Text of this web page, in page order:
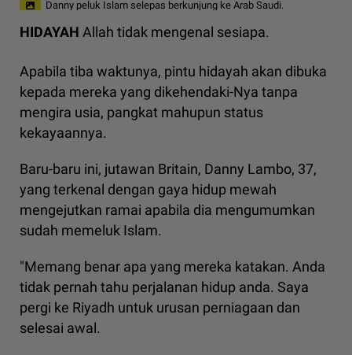
Danny peluk Islam selepas berkunjung ke Arab Saudi.
HIDAYAH Allah tidak mengenal sesiapa.
Apabila tiba waktunya, pintu hidayah akan dibuka
kepada mereka yang dikehendaki-Nya tanpa
mengira usia, pangkat mahupun status
kekayaannya.
Baru-baru ini, jutawan Britain, Danny Lambo, 37,
yang terkenal dengan gaya hidup mewah
mengejutkan ramai apabila dia mengumumkan
sudah memeluk Islam.
"Memang benar apa yang mereka katakan. Anda
tidak pernah tahu perjalanan hidup anda. Saya
pergi ke Riyadh untuk urusan perniagaan dan
selesai awal.